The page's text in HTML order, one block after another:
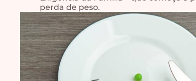
perda de peso.